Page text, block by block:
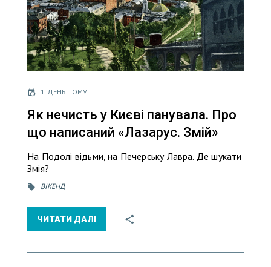
1 ДЕНЬ ТОМУ
Як нечисть у Києві панувала. Про
що написаний «Лазарус. Змій»
На Подолі відьми, на Печерську Лавра. Де шукати
Змія?
ВІКЕНД
ЧИТАТИ ДАЛІ